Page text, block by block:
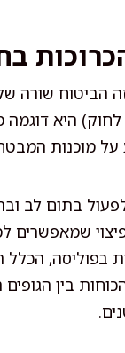
הביטוח שורה
ההצהרה המוקדמת
מוכנות
בתום לב
פיצוי
בפוליסה,
בין